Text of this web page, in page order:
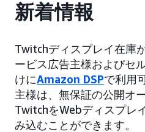
新着情報
Twitchディスプレイ在庫
ービス広告主様およびセ
けにAmazon DSPで利用
主様は、無保証の公開オ
TwitchをWebディスプレ
み込むことができます。